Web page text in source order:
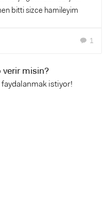
bitti sizce hamileyim
chat 1
verir misin?
istiyor!